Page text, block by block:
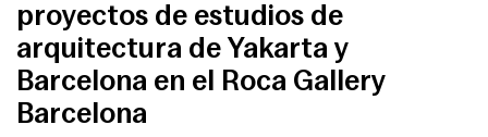
Index
proyectos de estudios de
arquitectura de Yakarta y
Barcelona en el Roca Gallery
Barcelona